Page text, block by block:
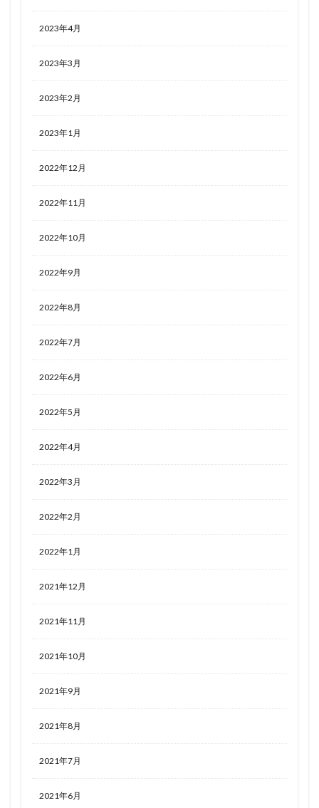
2023年4月
2023年3月
2023年2月
2023年1月
2022年12月
2022年11月
2022年10月
2022年9月
2022年8月
2022年7月
2022年6月
2022年5月
2022年4月
2022年3月
2022年2月
2022年1月
2021年12月
2021年11月
2021年10月
2021年9月
2021年8月
2021年7月
2021年6月